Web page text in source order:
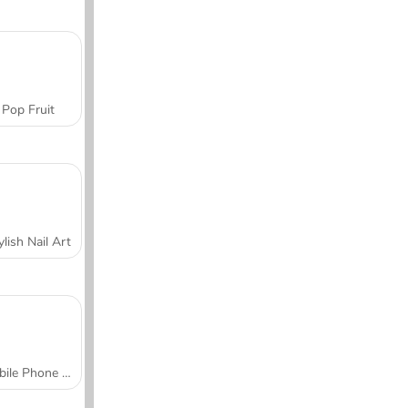
Pop Fruit
Nail Art
Mobile Phone Case Design & DIY